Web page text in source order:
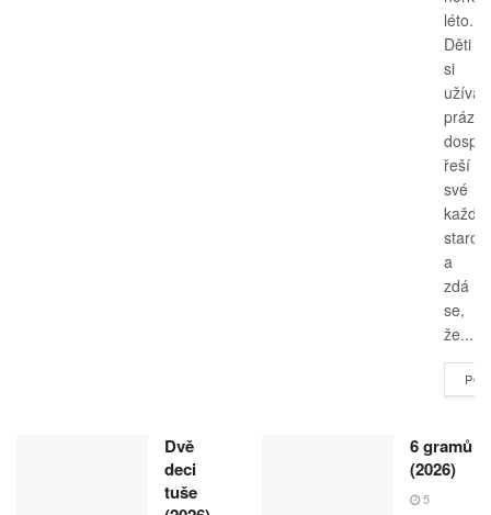
léto.
Děti
si
užívají
řeší
své
a
zdá
se,
že...
Dvě
deci
tuše
6 gramů
(2026)
5